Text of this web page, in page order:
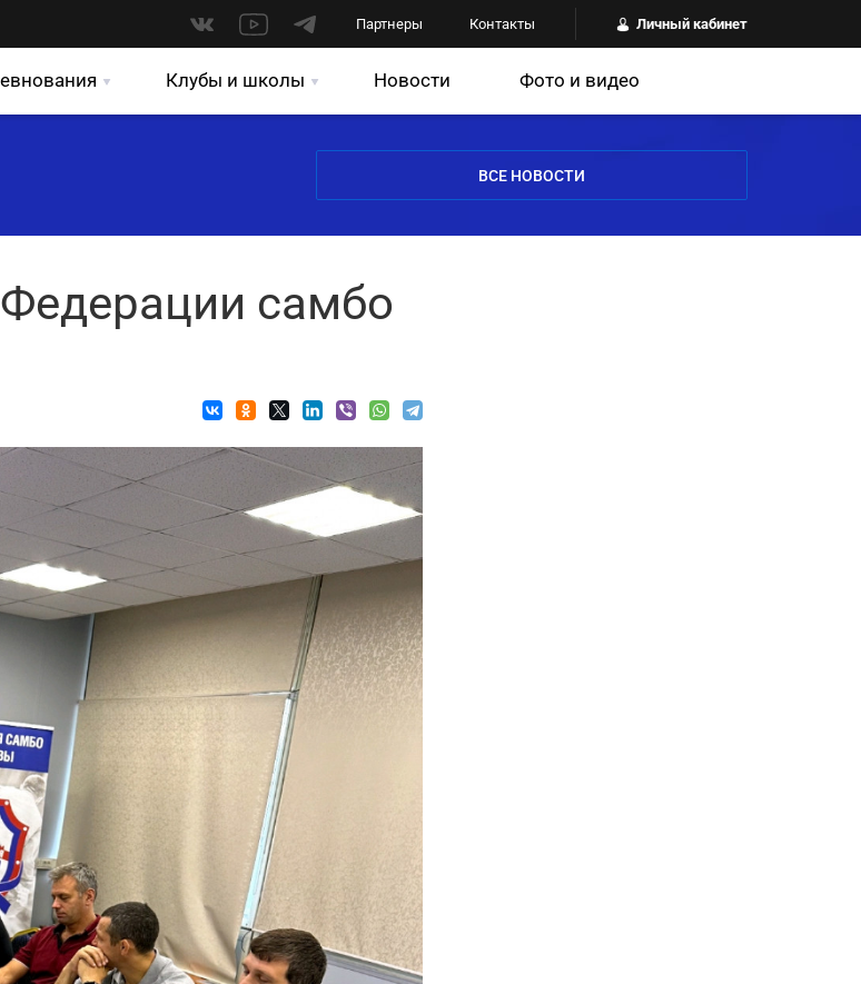
Партнеры Контакты Личный кабинет
Клубы и школы Новости Фото и видео
ВСЕ НОВОСТИ
самбо